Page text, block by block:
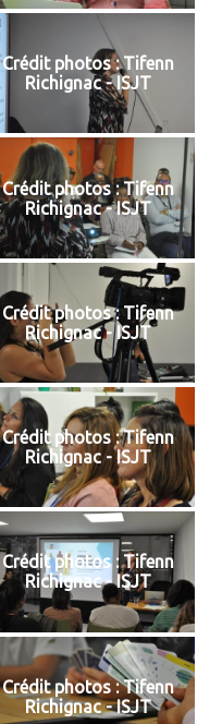
Crédit photos : Tifenn
Richignac - ISJT
Crédit photos : Tifenn
Richignac - ISJT
Crédit photos : Tifenn
Richignac - ISJT
Crédit photos : Tifenn
Richignac - ISJT
Crédit photos : Tifenn
Richignac - ISJT
Crédit photos : Tifenn
Richignac - ISJT